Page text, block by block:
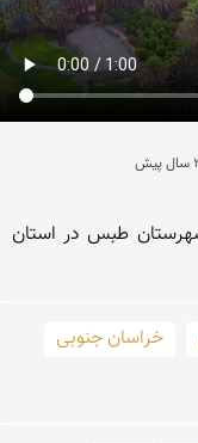
خراسان جنوبی